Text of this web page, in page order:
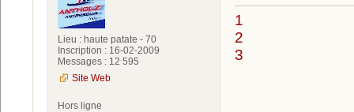
Lieu : haute patate - 70
Inscription : 16-02-2009
Messages : 12 595
Site Web
1
2
3
Hors ligne